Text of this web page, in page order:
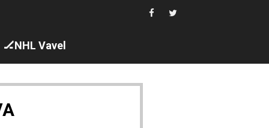
seis para Iris Tió
🏒NHL Vavel